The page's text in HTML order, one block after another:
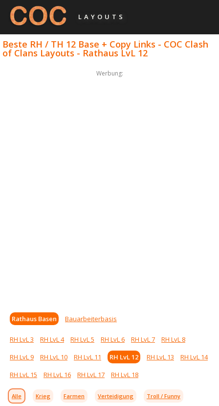
LAYOUTS
Beste RH / TH 12 Base + Copy Links - COC Clash
of Clans Layouts - Rathaus LvL 12
Werbung:
Rathaus Basen Bauarbeiterbasis
RH LvL 3 RH LvL 4 RH LvL 5 RH LvL 6 RH LvL 7
RH LvL 8
RH LvL 9
RH LvL 10 RH LvL 11 RH LvL 12 RH LvL 13
RH LvL 14
RH LvL 15
RH LvL 16 RH LvL 17 RH LvL 18
Alle Krieg Farmen Verteidigung Troll / Funny